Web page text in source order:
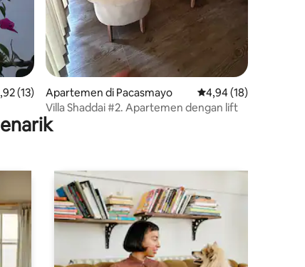
rata-rata 4,92 dari 5, 13 ulasan
(13)
Apartemen di Pacasmayo Nilai rata-rata 4,94
4,94 (18)
Villa Shaddai #2. Apartemen dengan lift